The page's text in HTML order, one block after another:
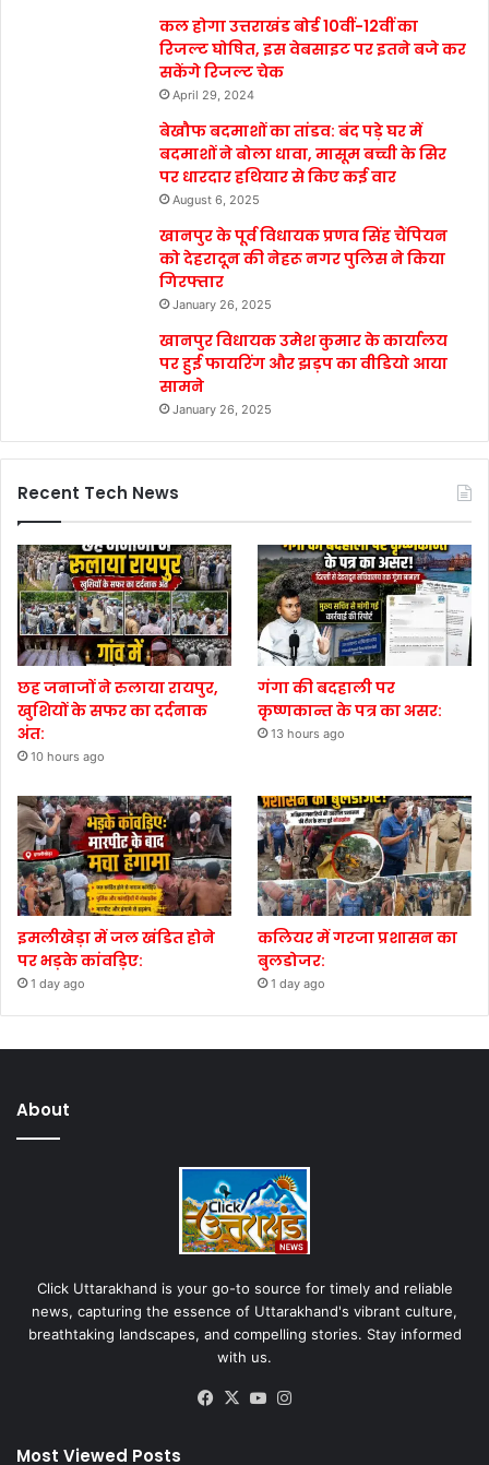
कल होगा उत्तराखंड बोर्ड 10वीं-12वीं का
रिजल्ट घोषित, इस वेबसाइट पर इतने बजे कर
सकेंगे रिजल्ट चेक
April 29, 2024
बेखौफ बदमाशों का तांडव: बंद पड़े घर में
बदमाशों ने बोला धावा, मासूम बच्ची के सिर
पर धारदार हथियार से किए कई वार
August 6, 2025
खानपुर के पूर्व विधायक प्रणव सिंह चैंपियन
को देहरादून की नेहरू नगर पुलिस ने किया
गिरफ्तार
January 26, 2025
खानपुर विधायक उमेश कुमार के कार्यालय
पर हुई फायरिंग और झड़प का वीडियो आया
सामने
January 26, 2025
Recent Tech News
छह जनाजों ने रुलाया रायपुर,
खुशियों के सफर का दर्दनाक
अंत:
10 hours ago
गंगा की बदहाली पर
कृष्णकान्त के पत्र का असर:
13 hours ago
इमलीखेड़ा में जल खंडित होने
पर भड़के कांवड़िए:
1 day ago
कलियर में गरजा प्रशासन का
बुलडोजर:
1 day ago
About
Click Uttarakhand is your go-to source for timely and reliable
news, capturing the essence of Uttarakhand's vibrant culture,
breathtaking landscapes, and compelling stories. Stay informed
with us.
Facebook
X YouTube
Most Viewed Posts